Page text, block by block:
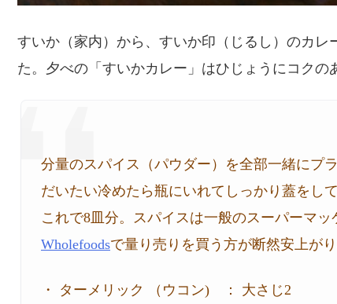
すいか（家内）から、すいか印（じるし）のカレ
た。夕べの「すいかカレー」はひじょうにコクの
分量のスパイス（パウダー）を全部一緒にプ
だいたい冷めたら瓶にいれてしっかり蓋をし
これで8皿分。スパイスは一般のスーパーマッ
Wholefoodsで量り売りを買う方が断然安上が
・ ターメリック （ウコン) ： 大さじ2